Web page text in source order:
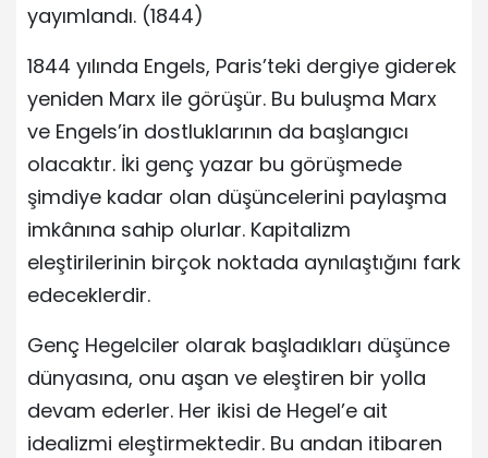
yayımlandı. (1844)
1844 yılında Engels, Paris’teki dergiye giderek
yeniden Marx ile görüşür. Bu buluşma Marx
ve Engels’in dostluklarının da başlangıcı
olacaktır. İki genç yazar bu görüşmede
şimdiye kadar olan düşüncelerini paylaşma
imkânına sahip olurlar. Kapitalizm
eleştirilerinin birçok noktada aynılaştığını fark
edeceklerdir.
Genç Hegelciler olarak başladıkları düşünce
dünyasına, onu aşan ve eleştiren bir yolla
devam ederler. Her ikisi de Hegel’e ait
idealizmi eleştirmektedir. Bu andan itibaren